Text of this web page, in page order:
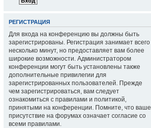
РЕГИСТРАЦИЯ
Для входа на конференцию вы должны быть
зарегистрированы. Регистрация занимает всего
несколько минут, но предоставляет вам более
широкие возможности. Администратором
конференции могут быть установлены также
дополнительные привилегии для
зарегистрированных пользователей. Прежде
чем зарегистрироваться, вам следует
ознакомиться с правилами и политикой,
принятыми на конференции. Помните, что ваше
присутствие на форумах означает согласие со
всеми правилами.